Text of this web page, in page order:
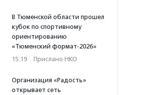
В Тюменской области прошел
кубок по спортивному
ориентированию
«Тюменский формат-2026»
15:19 · Прислано НКО
Организация «Радость»
открывает сеть